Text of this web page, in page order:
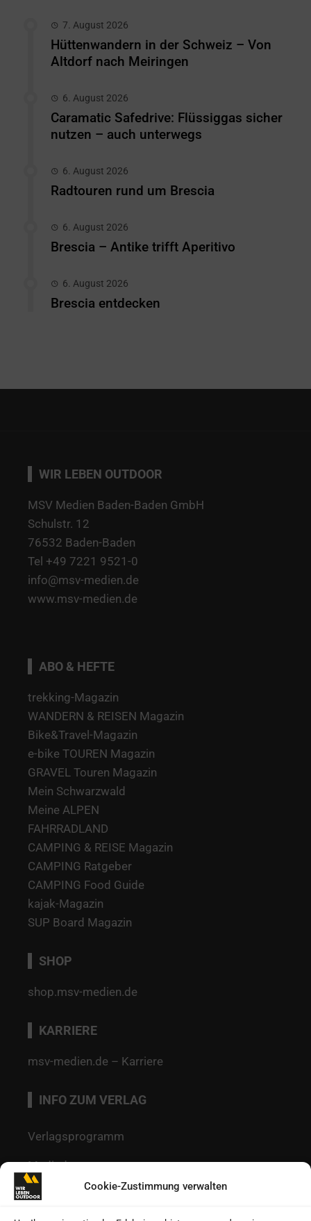
Cookie-Zustimmung verwalten
7. August 2026
Hüttenwandern in der Schweiz – Von
Altdorf nach Meiringen
6. August 2026
Caramatic Safedrive: Flüssiggas sicher
nutzen – auch unterwegs
6. August 2026
Radtouren rund um Brescia
6. August 2026
Brescia – Antike trifft Aperitivo
6. August 2026
Brescia entdecken
WIR LEBEN OUTDOOR
MSV Medien Baden-Baden GmbH
Schulstr. 12
76532 Baden-Baden
Tel +49 7221 9521-0
info@msv-medien.de
www.msv-medien.de
ABO & HEFTE
trekking-Magazin
WANDERN & REISEN Magazin
Bike&Travel-Magazin
e-bike TOUREN Magazin
GRAVEL Touren Magazin
Mein Schwarzwald
Meine ALPEN
FAHRRADLAND
CAMPING & REISE Magazin
CAMPING Ratgeber
CAMPING Food Guide
kajak-Magazin
SUP Board Magazin
SHOP
shop.msv-medien.de
KARRIERE
msv-medien.de – Karriere
INFO ZUM VERLAG
Verlagsprogramm
Mediadaten
Redaktion